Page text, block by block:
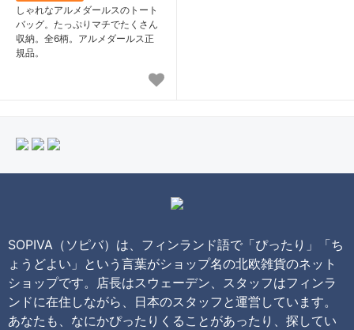
しゃれなアルメダールスのトート
バッグ。たっぷりマチでたくさん
収納。全6柄。アルメダールス正
規品。
SOPIVA（ソピバ）は、フィンランド語で「ぴったり」「ち
ょうどよい」という言葉がショップ名の北欧雑貨のネット
ショップです。店長はスウェーデン、スタッフはフィンラ
ンドに在住しながら、日本のスタッフと運営しています。
あなたも、なにかぴったりくることがあったり、探してい